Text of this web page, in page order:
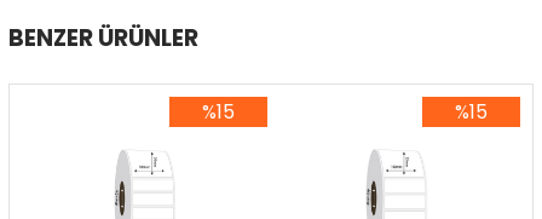
BENZER ÜRÜNLER
%15
%15